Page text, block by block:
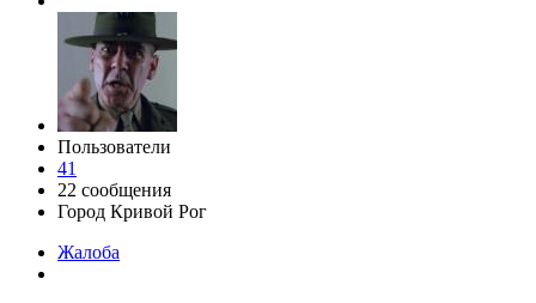
Пользователи
41
22 сообщения
Город Кривой Рог
Жалоба